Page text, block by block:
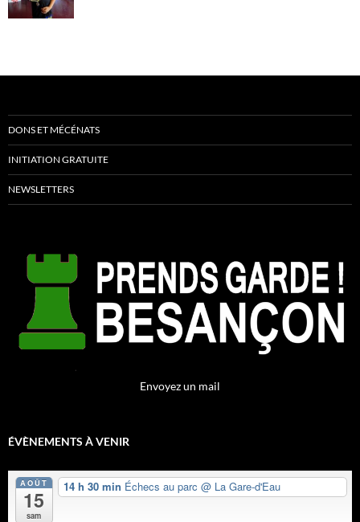
DONS ET MÉCÉNATS
INITIATION GRATUITE
NEWSLETTERS
Envoyez un mail
ÉVÈNEMENTS À VENIR
AOÛT
15
sam
14 h 30 min Échecs au parc @ La Gare-d'Eau